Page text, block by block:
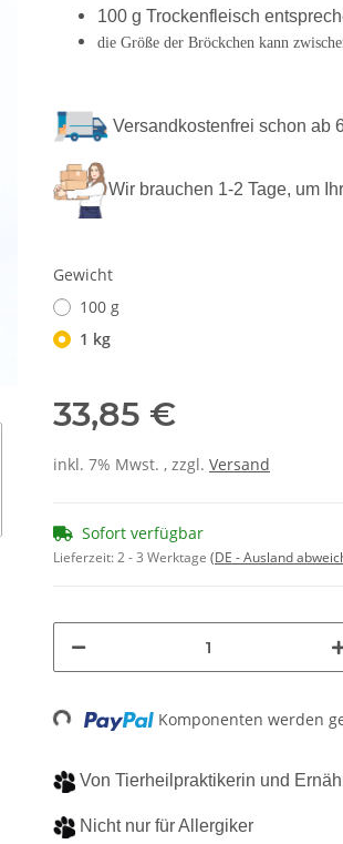
100 g Trockenfleisch
die Größe der Bröckchen kann
Versandkostenfrei schon ab
Wir brauchen 1-2 Tage, um
Gewicht
100 g
1 kg
33,85 €
inkl. 7% Mwst. , zzgl. Versand
Sofort verfügbar
Lieferzeit:2 - 3 Werktage (DE - Ausland
Loading... Komponenten werden
Von Tierheilpraktikerin und
Nicht nur für Allergiker